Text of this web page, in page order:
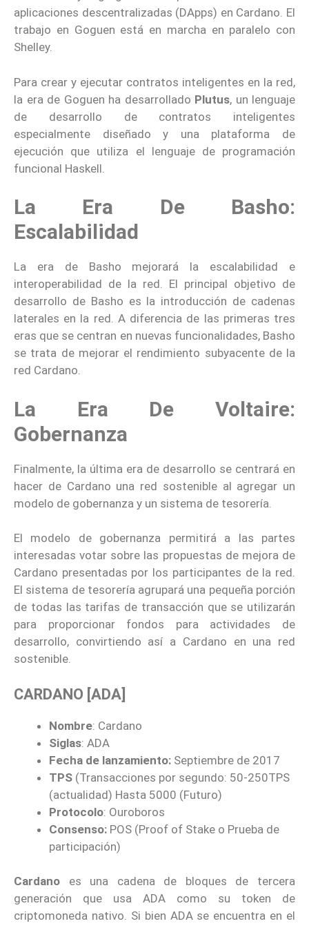
aplicaciones descentralizadas (DApps) en Cardano. El
trabajo en Goguen está en marcha en paralelo con
Shelley.
Para crear y ejecutar contratos inteligentes en la red,
la era de Goguen ha desarrollado Plutus, un lenguaje
de desarrollo de contratos inteligentes
especialmente diseñado y una plataforma de
ejecución que utiliza el lenguaje de programación
funcional Haskell.
La Era De Basho:
Escalabilidad
La era de Basho mejorará la escalabilidad e
interoperabilidad de la red. El principal objetivo de
desarrollo de Basho es la introducción de cadenas
laterales en la red. A diferencia de las primeras tres
eras que se centran en nuevas funcionalidades, Basho
se trata de mejorar el rendimiento subyacente de la
red Cardano.
La Era De Voltaire:
Gobernanza
Finalmente, la última era de desarrollo se centrará en
hacer de Cardano una red sostenible al agregar un
modelo de gobernanza y un sistema de tesorería.
El modelo de gobernanza permitirá a las partes
interesadas votar sobre las propuestas de mejora de
Cardano presentadas por los participantes de la red.
El sistema de tesorería agrupará una pequeña porción
de todas las tarifas de transacción que se utilizarán
para proporcionar fondos para actividades de
desarrollo, convirtiendo así a Cardano en una red
sostenible.
CARDANO [ADA]
Nombre: Cardano
Siglas: ADA
Fecha de lanzamiento: Septiembre de 2017
TPS (Transacciones por segundo: 50-250TPS
(actualidad) Hasta 5000 (Futuro)
Protocolo: Ouroboros
Consenso: POS (Proof of Stake o Prueba de
participación)
Cardano es una cadena de bloques de tercera
generación que usa ADA como su token de
criptomoneda nativo. Si bien ADA se encuentra en el